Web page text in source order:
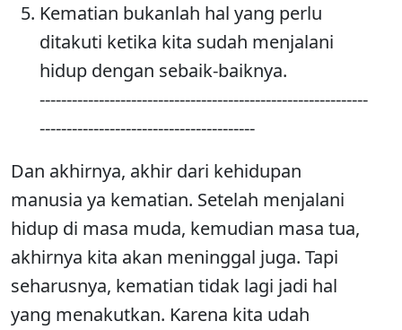
Kematian bukanlah hal yang perlu
ditakuti ketika kita sudah menjalani
hidup dengan sebaik-baiknya.
-------------------------------------------------------------
----------------------------------------
Dan akhirnya, akhir dari kehidupan
manusia ya kematian. Setelah menjalani
hidup di masa muda, kemudian masa tua,
akhirnya kita akan meninggal juga. Tapi
seharusnya, kematian tidak lagi jadi hal
yang menakutkan. Karena kita udah